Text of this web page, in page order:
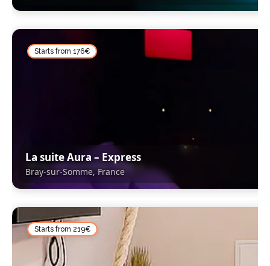
Starts from 176€
Bray-sur-Somme, France
La suite Aura – Express
Bray-sur-Somme, France
Starts from 219€